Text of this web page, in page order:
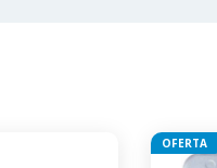
OFERTA